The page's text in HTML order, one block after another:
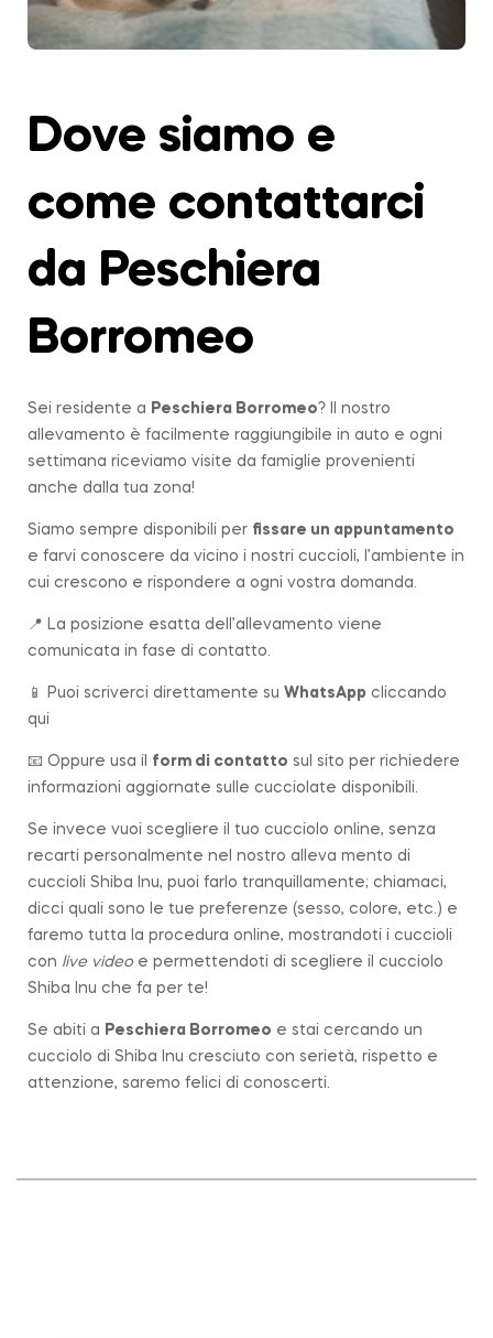
Dove siamo e
come contattarci
da Peschiera
Borromeo
Sei residente a Peschiera Borromeo? Il nostro
allevamento è facilmente raggiungibile in auto e ogni
settimana riceviamo visite da famiglie provenienti
anche dalla tua zona!
Siamo sempre disponibili per fissare un appuntamento
e farvi conoscere da vicino i nostri cuccioli, l’ambiente in
cui crescono e rispondere a ogni vostra domanda.
📍 La posizione esatta dell’allevamento viene
comunicata in fase di contatto.
📱 Puoi scriverci direttamente su WhatsApp cliccando
qui
📧 Oppure usa il form di contatto sul sito per richiedere
informazioni aggiornate sulle cucciolate disponibili.
Se invece vuoi scegliere il tuo cucciolo online, senza
recarti personalmente nel nostro alleva mento di
cuccioli Shiba Inu, puoi farlo tranquillamente; chiamaci,
dicci quali sono le tue preferenze (sesso, colore, etc.) e
faremo tutta la procedura online, mostrandoti i cuccioli
con live videoe permettendoti di scegliere il cucciolo
Shiba Inu che fa per te!
Se abiti a Peschiera Borromeo e stai cercando un
cucciolo di Shiba Inu cresciuto con serietà, rispetto e
attenzione, saremo felici di conoscerti.